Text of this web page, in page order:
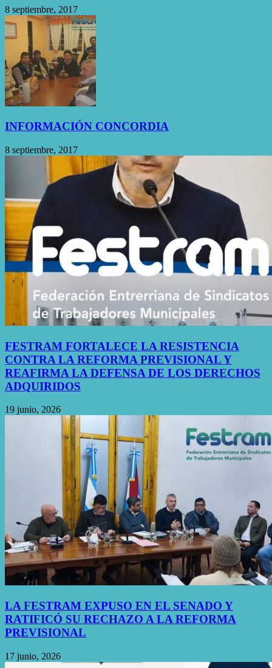
8 septiembre, 2017
INFORMACIÓN CONCORDIA
8 septiembre, 2017
FESTRAM FORTALECE LA RESISTENCIA
CONTRA LA REFORMA PREVISIONAL Y
REAFIRMA LA DEFENSA DE LOS DERECHOS
ADQUIRIDOS
19 junio, 2026
LA FESTRAM EXPUSO EN EL SENADO Y
RATIFICÓ SU RECHAZO A LA REFORMA
PREVISIONAL
17 junio, 2026